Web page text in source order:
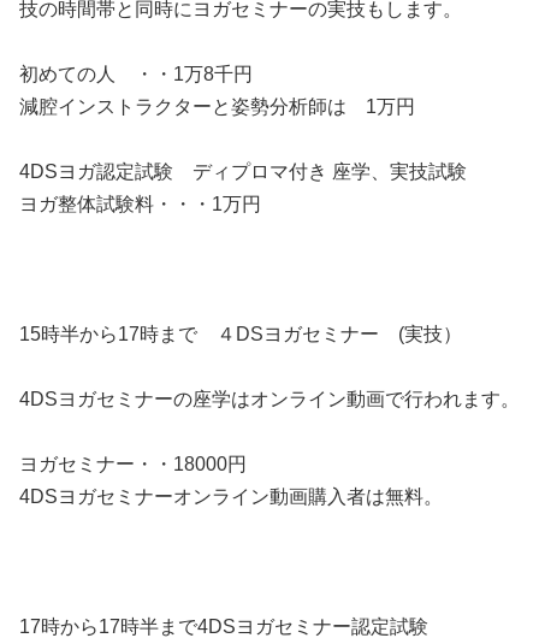
技の時間帯と同時にヨガセミナーの実技もします。
初めての人 ・・1万8千円
減腔インストラクターと姿勢分析師は 1万円
4DSヨガ認定試験 ディプロマ付き 座学、実技試験
ヨガ整体試験料・・・1万円
15時半から17時まで ４DSヨガセミナー (実技）
4DSヨガセミナーの座学はオンライン動画で行われます。
ヨガセミナー・・18000円
4DSヨガセミナーオンライン動画購入者は無料。
17時から17時半まで4DSヨガセミナー認定試験